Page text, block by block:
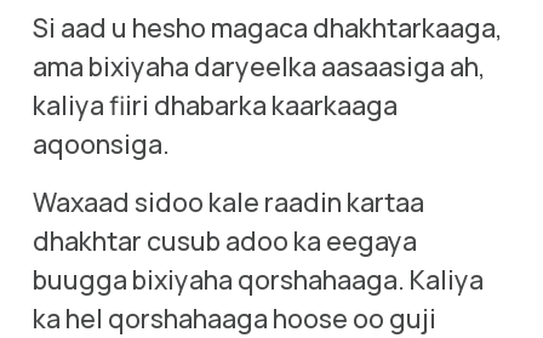
Si aad u hesho magaca dhakhtarkaaga,
ama bixiyaha daryeelka aasaasiga ah,
kaliya fiiri dhabarka kaarkaaga
aqoonsiga.
Waxaad sidoo kale raadin kartaa
dhakhtar cusub adoo ka eegaya
buugga bixiyaha qorshahaaga. Kaliya
ka hel qorshahaaga hoose oo guji